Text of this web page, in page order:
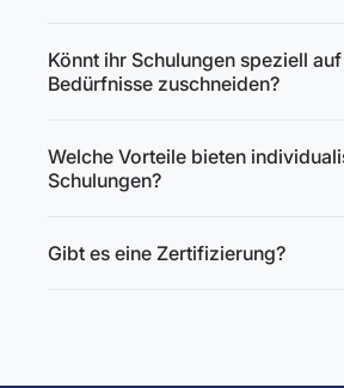
Könnt ihr Schulungen speziell
Bedürfnisse zuschneiden?
Welche Vorteile bieten
Schulungen?
Gibt es eine Zertifizierung?